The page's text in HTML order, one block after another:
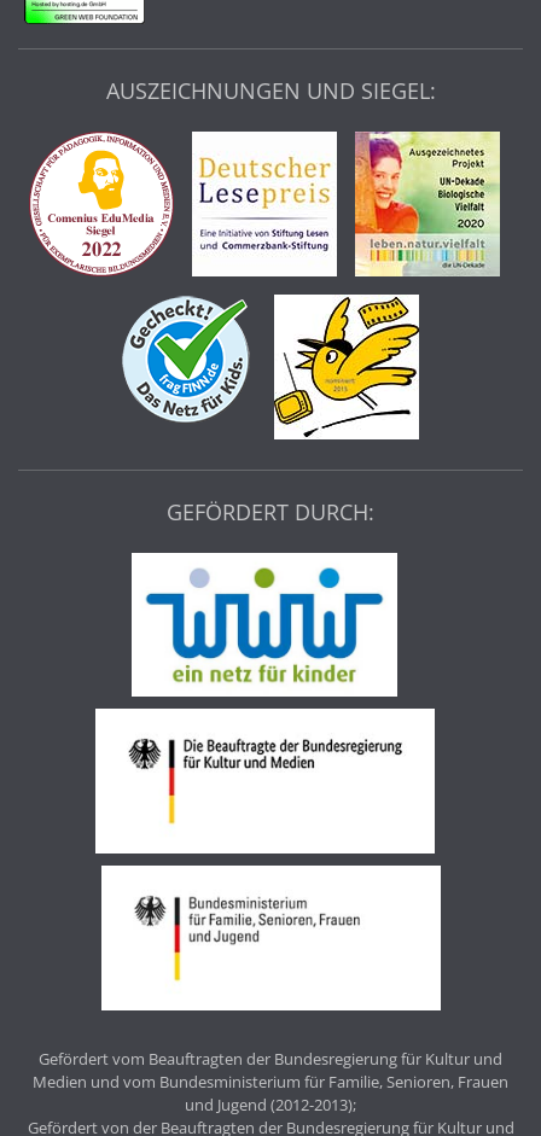
AUSZEICHNUNGEN UND SIEGEL:
GEFÖRDERT DURCH:
Gefördert vom Beauftragten der Bundesregierung für Kultur und
Medien und vom Bundesministerium für Familie, Senioren, Frauen
und Jugend (2012-2013);
Gefördert von der Beauftragten der Bundesregierung für Kultur und